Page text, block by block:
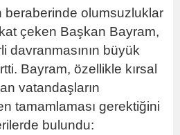
beraberinde olumsuzluklar
çeken Başkan Bayram,
davranmasının büyük
Bayram, özellikle kırsal
vatandaşların
tamamlaması gerektiğini
bulundu: